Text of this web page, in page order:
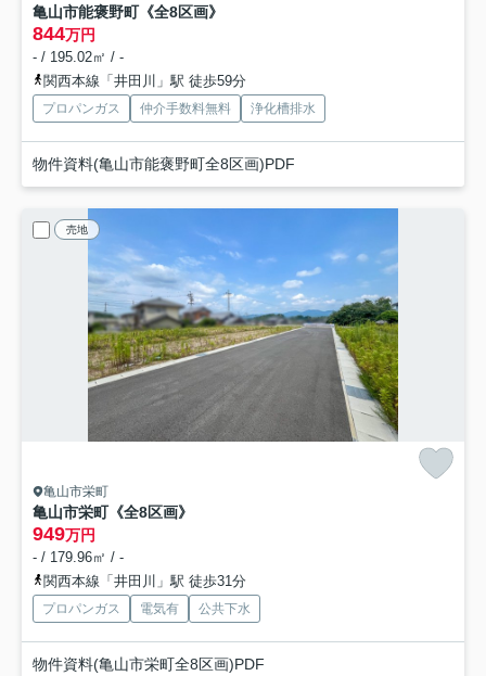
亀山市能褒野町《全8区画》
844万円
- / 195.02㎡ / -
関西本線「井田川」駅 徒歩59分
プロパンガス 仲介手数料無料 浄化槽排水
物件資料(亀山市能褒野町全8区画)PDF
売地
亀山市栄町
亀山市栄町《全8区画》
949万円
- / 179.96㎡ / -
関西本線「井田川」駅 徒歩31分
プロパンガス 電気有 公共下水
物件資料(亀山市栄町全8区画)PDF